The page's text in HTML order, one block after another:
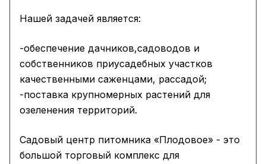
Нашей задачей является:
-обеспечение дачников,садоводов и
собственников приусадебных участков
качественными саженцами, рассадой;
-поставка крупномерных растений для
озеленения территорий.
Садовый центр питомника «Плодовое» - это
большой торговый комплекс для